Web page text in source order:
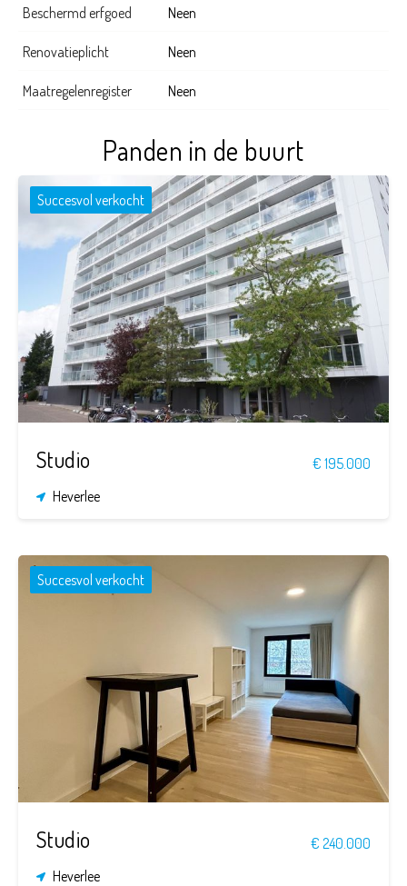
Beschermd erfgoed Neen
Renovatieplicht Neen
Maatregelenregister Neen
Panden in de buurt
Succesvol verkocht
1
34
m²
Studio
€ 195.000
Heverlee
Succesvol verkocht
1
28,7 m²
Studio
€ 240.000
Heverlee